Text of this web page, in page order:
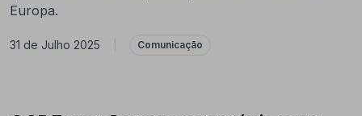
Europa.
31 de Julho 2025 Comunicação